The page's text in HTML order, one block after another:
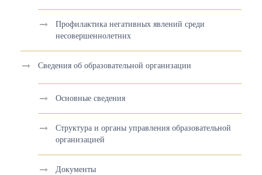
Профилактика негативных явлений среди
несовершеннолетних
Сведения об образовательной организации
Основные сведения
Структура и органы управления образовательной
организацией
Документы